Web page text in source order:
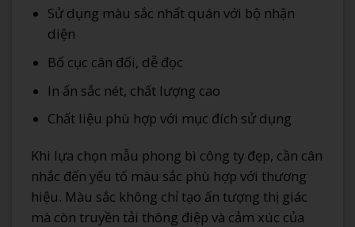
Sử dụng màu sắc nhất quán với bộ nhận
diện
Bố cục cân đối, dễ đọc
In ấn sắc nét, chất lượng cao
Chất liệu phù hợp với mục đích sử dụng
Khi lựa chọn mẫu phong bì công ty đẹp, cần cân
nhắc đến yếu tố màu sắc phù hợp với thương
hiệu. Màu sắc không chỉ tạo ấn tượng thị giác
mà còn truyền tải thông điệp và cảm xúc của